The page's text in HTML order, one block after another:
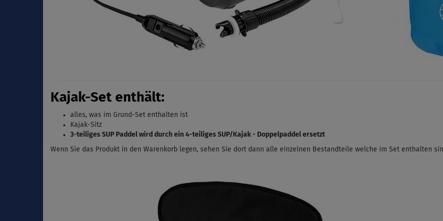
Kajak-Set enthält:
alles, was im Grund-Set enthalten ist
Kajak-Sitz
3-teiliges SUP Paddel wird durch ein 4-teiliges SUP/Kajak - Doppelpaddel ersetzt
Wenn Sie das Produkt in den Warenkorb legen, sehen Sie dort dann alle einzelnen Bestandteile welche im Set enthalten